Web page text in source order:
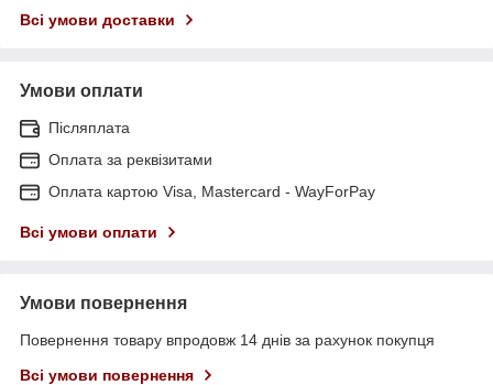
Всі умови доставки
Умови оплати
Післяплата
Оплата за реквізитами
Оплата картою Visa, Mastercard - WayForPay
Всі умови оплати
Умови повернення
Повернення товару впродовж 14 днів за рахунок покупця
Всі умови повернення